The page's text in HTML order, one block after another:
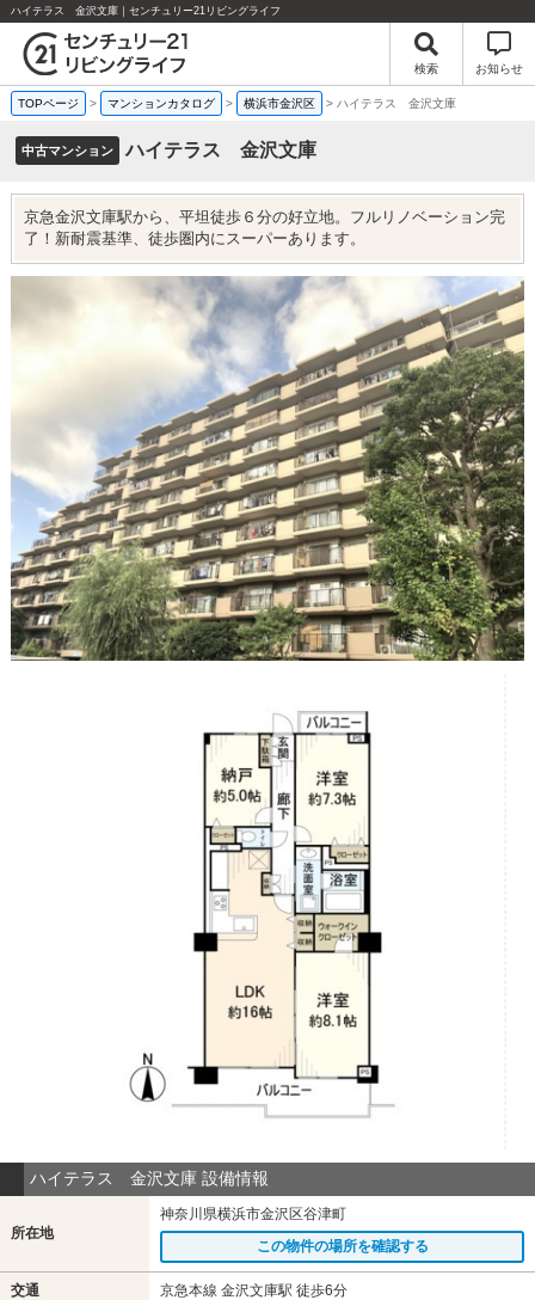
ハイテラス 金沢文庫｜センチュリー21リビングライフ
検索 お知らせ
TOPページ > マンションカタログ > 横浜市金沢区 > ハイテラス 金沢文庫
中古マンション ハイテラス 金沢文庫
京急金沢文庫駅から、平坦徒歩６分の好立地。フルリノベーション完
了！新耐震基準、徒歩圏内にスーパーあります。
ハイテラス 金沢文庫 設備情報
所在地
神奈川県横浜市金沢区谷津町
この物件の場所を確認する
交通 京急本線 金沢文庫駅 徒歩6分